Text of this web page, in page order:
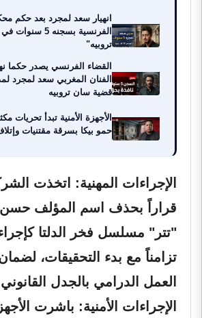
انهيار سعد لمجرد بعد حكم
الفرنسية بسجنه
تروبيه"
القضاء الفرنسي يصدر حكما
قضية سان تروبيه
الأجهزة الأمنية تبدأ تحريات
حمو بيكا بسرقة مقتنيات
الإجراءات المهنية: اتخذت
قراراً بحذف اسم المؤلف
"تتر" مسلسل فخر الدلتا
تزامناً مع بدء التحقيقات،
العمل الدرامي بالجدل
الإجراءات الأمنية: باشرت